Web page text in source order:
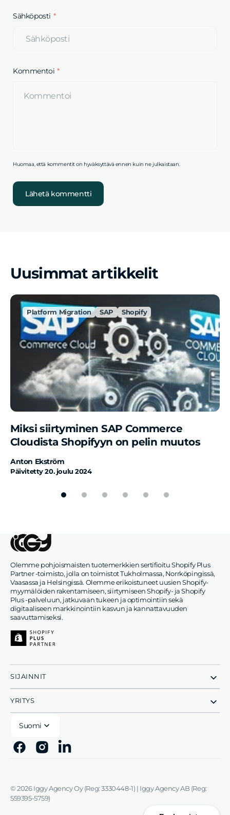
Sähköposti
Kommentoi
Huomaa, että kommentit on hyväksyttävä ennen kuin ne julkaistaan.
Lähetä kommentti
Uusimmat artikkelit
Platform Migration SAP Shopify
Miksi siirtyminen SAP Commerce
Cloudista Shopifyyn on pelin muutos
Anton Ekström
Päivitetty20. joulu 2024
Olemme pohjoismaisten tuotemerkkien sertifioitu Shopify Plus
Partner -toimisto, jolla on toimistot Tukholmassa, Norrköpingissä,
Vaasassa ja Helsingissä. Olemme erikoistuneet uusien Shopify-
myymälöiden rakentamiseen, siirtymiseen Shopify- ja Shopify
Plus -palveluun, jatkuvaan tukeen ja optimointiin sekä
digitaaliseen markkinointiin kasvun ja kannattavuuden
saavuttamiseksi.
SIJAINNIT
YRITYS
Suomi
FacebookInstagramLinkedin
© 2026 Iggy Agency Oy (Reg: 3330448-1) | Iggy Agency AB (Reg:
559395-5759)